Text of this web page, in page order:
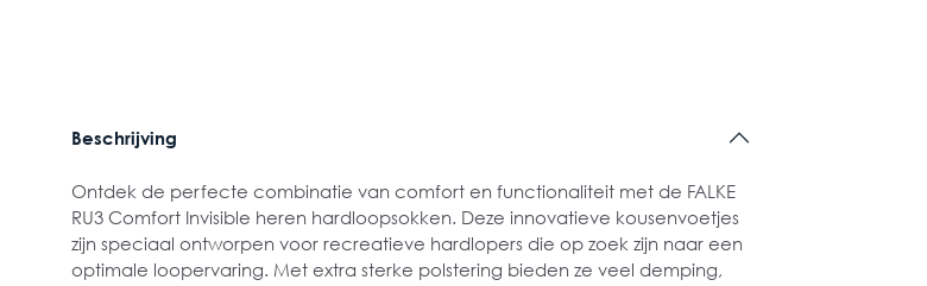
Beschrijving
Ontdek de perfecte combinatie van comfort en functionaliteit met de FALKE
RU3 Comfort Invisible heren hardloopsokken. Deze innovatieve kousenvoetjes
zijn speciaal ontworpen voor recreatieve hardlopers die op zoek zijn naar een
optimale loopervaring. Met extra sterke polstering bieden ze veel demping,